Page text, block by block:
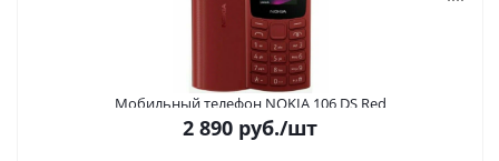
Мобильный телефон NOKIA 106 DS Red
2 890 руб./шт